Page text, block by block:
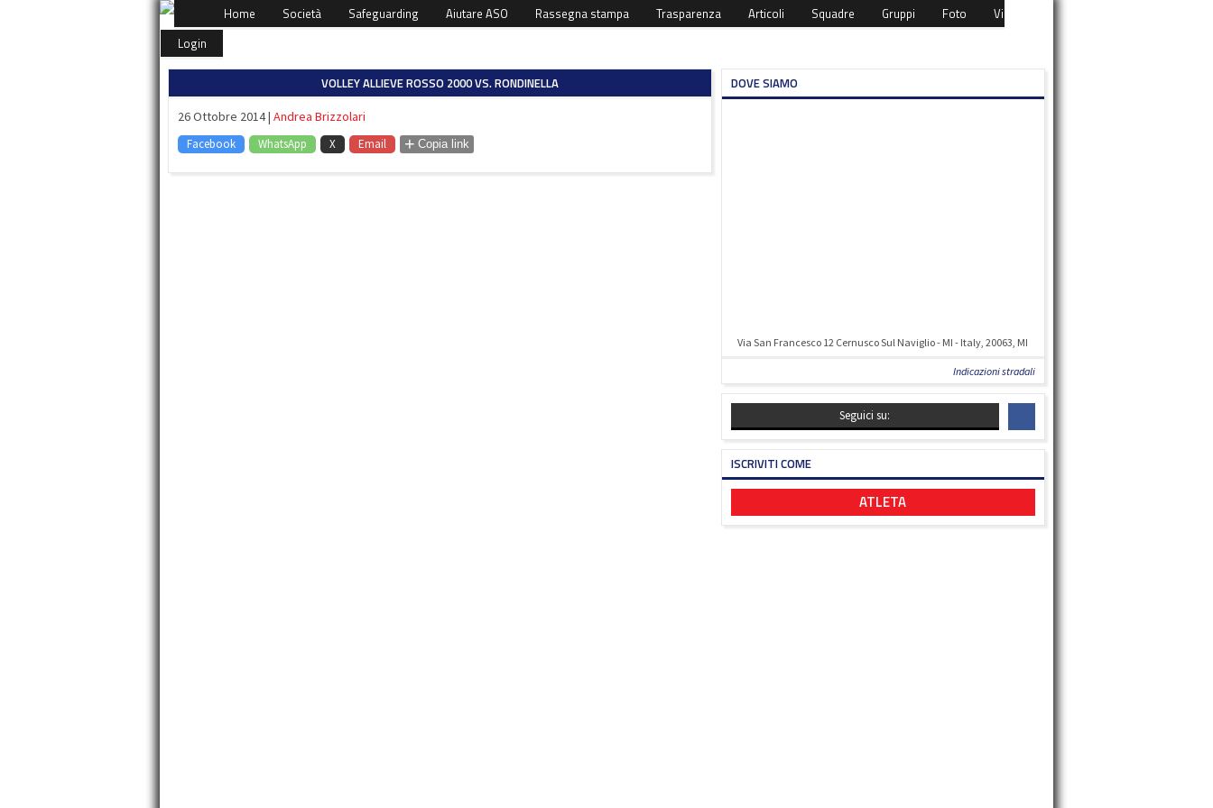
Home Società Safeguarding Aiutare ASO Rassegna stampa Trasparenza Articoli Squadre Gruppi Foto Video
Login
VOLLEY ALLIEVE ROSSO 2000 VS. RONDINELLA
26 Ottobre 2014 | Andrea Brizzolari
Facebook WhatsApp X Email + Copia link
DOVE SIAMO
Via San Francesco 12 Cernusco Sul Naviglio - MI - Italy, 20063, MI
Indicazioni stradali
Seguici su:
ISCRIVITI COME
ATLETA